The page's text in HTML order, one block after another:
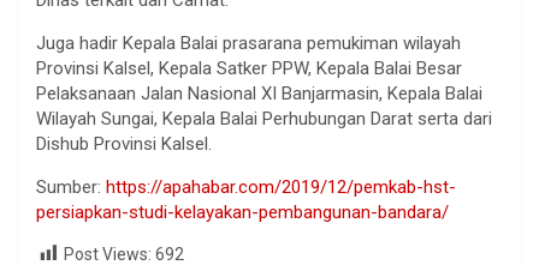
Juga hadir Kepala Balai prasarana pemukiman wilayah
Provinsi Kalsel, Kepala Satker PPW, Kepala Balai Besar
Pelaksanaan Jalan Nasional XI Banjarmasin, Kepala Balai
Wilayah Sungai, Kepala Balai Perhubungan Darat serta dari
Dishub Provinsi Kalsel.
Sumber: https://apahabar.com/2019/12/pemkab-hst-
persiapkan-studi-kelayakan-pembangunan-bandara/
Post Views: 692